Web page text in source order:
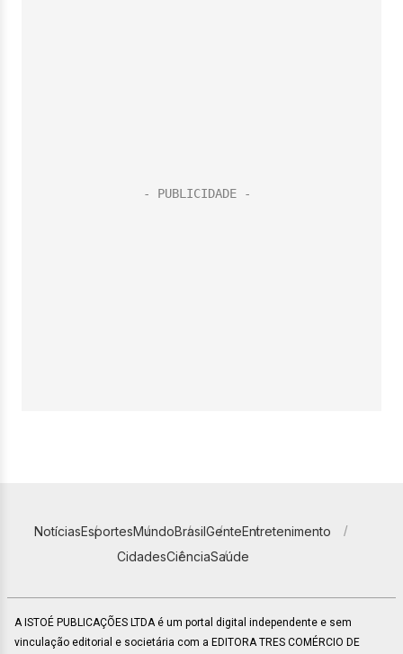
NotíciasEsportesMundoBrasilGenteEntretenimento
CidadesCiênciaSaúde
A ISTOÉ PUBLICAÇÕES LTDA é um portal digital independente e sem
vinculação editorial e societária com a EDITORA TRES COMÉRCIO DE